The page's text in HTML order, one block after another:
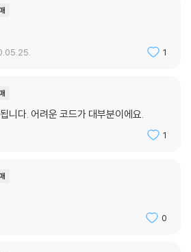
1
니다. 어려운 코드가 대부분이에요.
1
0